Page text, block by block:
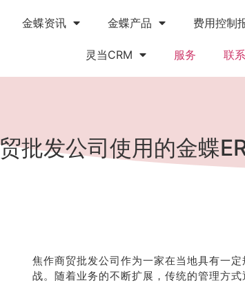
金蝶资讯 金蝶产品 费用控制
灵当CRM 服务 联
批发公司使用的金蝶
焦作商贸批发公司作为一家在当地具有一
战。随着业务的不断扩展，传统的管理方